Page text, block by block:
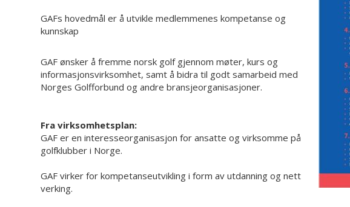
GAFs hovedmål er å utvikle medlemmenes kompetanse og
kunnskap
GAF ønsker å fremme norsk golf gjennom møter, kurs og
informasjonsvirksomhet, samt å bidra til godt samarbeid med
Norges Golfforbund og andre bransjeorganisasjoner.
Fra virksomhetsplan:
GAF er en interesseorganisasjon for ansatte og virksomme på
golfklubber i Norge.
GAF virker for kompetanseutvikling i form av utdanning og nett
verking.